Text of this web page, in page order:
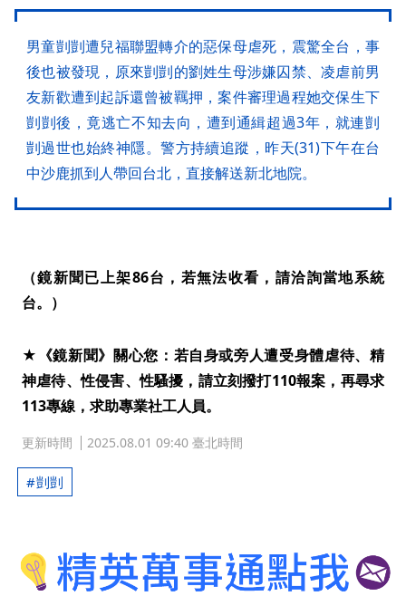
男童剴剴遭兒福聯盟轉介的惡保母虐死，震驚全台，事
後也被發現，原來剴剴的劉姓生母涉嫌囚禁、凌虐前男
友新歡遭到起訴還曾被羈押，案件審理過程她交保生下
剴剴後，竟逃亡不知去向，遭到通緝超過3年，就連剴
剴過世也始終神隱。警方持續追蹤，昨天(31)下午在台
中沙鹿抓到人帶回台北，直接解送新北地院。
（鏡新聞已上架86台，若無法收看，請洽詢當地系統
台。）
★《鏡新聞》關心您：若自身或旁人遭受身體虐待、精
神虐待、性侵害、性騷擾，請立刻撥打110報案，再尋求
113專線，求助專業社工人員。
更新時間 2025.08.01 09:40 臺北時間
剴剴